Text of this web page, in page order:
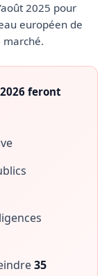
2025 pour
européen de
feront
35